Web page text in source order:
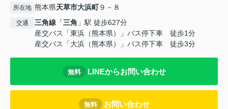
所在地 熊本県天草市大浜町９－８
交通 三角線 「三角 」駅 徒歩627分
産交バス「東浜（熊本県）」バス停下車 徒歩1分
産交バス「大浜（熊本県）」バス停下車 徒歩3分
無料 LINEからお問い合わせ
無料 お問い合わせ